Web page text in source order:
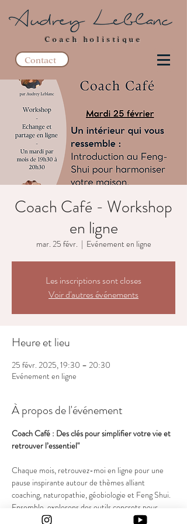
Coach holistique
Contact
Coach Café - Workshop
en ligne
mar. 25 févr.
  |
Evénement en ligne
Les inscriptions sont closes
Voir d'autres événements
Heure et lieu
25 févr. 2025, 19:30 – 20:30
Evénement en ligne
À propos de l'événement
Coach Café : Des clés pour simplifier votre vie et
retrouver l’essentiel"
Chaque mois, retrouvez-moi en ligne pour une
pause inspirante autour de thèmes alliant
coaching, naturopathie, géobiologie et Feng Shui.
Ensemble, explorons des outils concrets pour
alléger votre quotidien, harmoniser votre espace